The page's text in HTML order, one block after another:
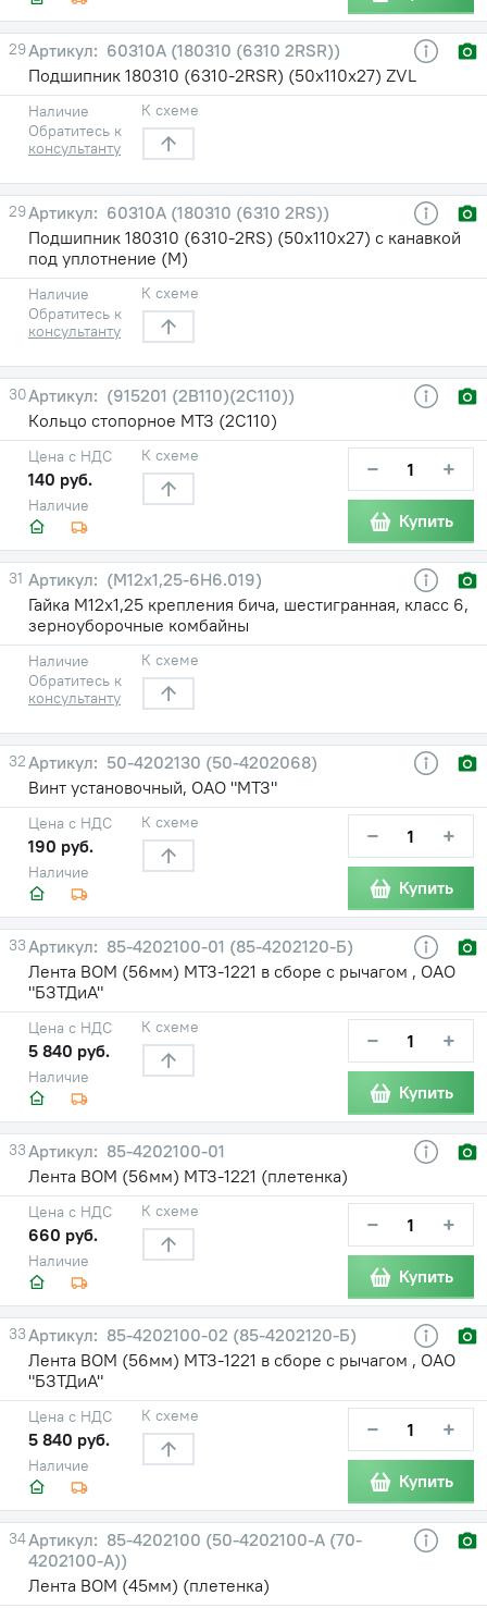
29
60310А (180310 (6310 2RSR))
Подшипник 180310 (6310-2RSR) (50х110х27) ZVL
Наличие
Обратитесь к
консультанту
К схеме
29
60310А (180310 (6310 2RS))
Подшипник 180310 (6310-2RS) (50х110х27) с канавкой
под уплотнение (М)
Наличие
Обратитесь к
консультанту
К схеме
30
(915201 (2В110)(2С110))
Кольцо стопорное МТЗ (2С110)
Наличие
Цена с НДС
140 руб.
К схеме − +
Купить
31
(М12х1,25-6Н6.019)
Гайка М12х1,25 крепления бича, шестигранная, класс 6,
зерноуборочные комбайны
Наличие
Обратитесь к
консультанту
К схеме
32
50-4202130 (50-4202068)
Винт установочный, ОАО "МТЗ"
Наличие
Цена с НДС
190 руб.
К схеме − +
Купить
33
85-4202100-01 (85-4202120-Б)
Лента ВОМ (56мм) МТЗ-1221 в сборе с рычагом , ОАО
"БЗТДиА"
Наличие
Цена с НДС
5 840 руб.
К схеме − +
Купить
33
85-4202100-01
Лента ВОМ (56мм) МТЗ-1221 (плетенка)
Наличие
Цена с НДС
660 руб.
К схеме − +
Купить
33
85-4202100-02 (85-4202120-Б)
Лента ВОМ (56мм) МТЗ-1221 в сборе с рычагом , ОАО
"БЗТДиА"
Наличие
Цена с НДС
5 840 руб.
К схеме − +
Купить
34
85-4202100 (50-4202100-А (70-
4202100-А))
Лента ВОМ (45мм) (плетенка)